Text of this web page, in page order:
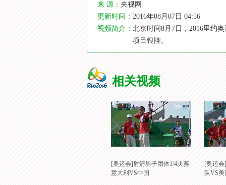
来 源： 央视网
更新时间： 2016年08月07日 04:56
视频简介： 北京时间8月7日，2016里约
项目银牌。
相关视频
[奥运会]射箭男子团体1/4决赛
意大利VS中国
[奥运
队VS